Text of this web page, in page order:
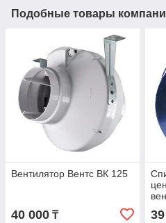
Подобные товары
Вентилятор Вентс ВК 125
40 000 ₸